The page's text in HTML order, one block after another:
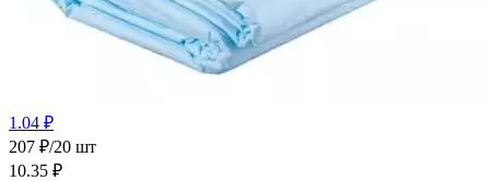
1.04 ₽
207 ₽/20 шт
10.35 ₽